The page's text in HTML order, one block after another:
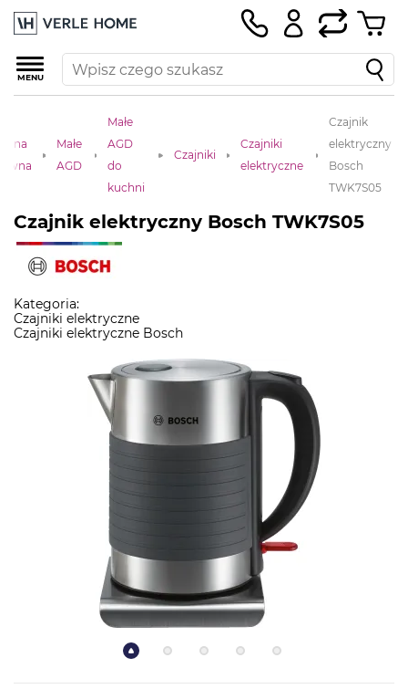
MENU
Małe
AGD
Małe
AGD
do
kuchni
Czajniki
Czajniki
elektryczne
Czajnik
elektryczny
Bosch
TWK7S05
Czajnik elektryczny Bosch TWK7S05
Kategoria:
Czajniki elektryczne
Czajniki elektryczne Bosch